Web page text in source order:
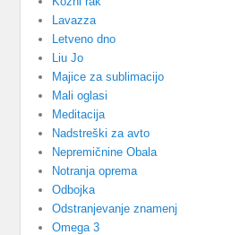
Lavazza
Letveno dno
Liu Jo
Majice za sublimacijo
Mali oglasi
Meditacija
Nadstreški za avto
Nepremičnine Obala
Notranja oprema
Odbojka
Odstranjevanje znamenj
Omega 3